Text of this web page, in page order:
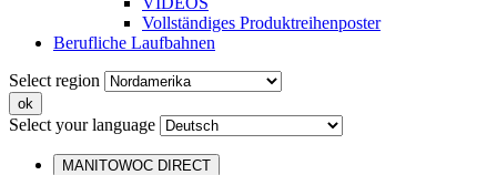
Vollständiges Produktreihenposter
Berufliche Laufbahnen
Select region
Select your language
MANITOWOC DIRECT